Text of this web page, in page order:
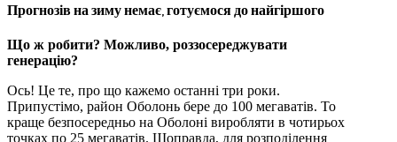
Прогнозів на зиму немає, готуємося до найгіршого
Що ж робити? Можливо, роззосереджувати
генерацію?
Ось! Це те, про що кажемо останні три роки.
Припустімо, район Оболонь бере до 100 мегаватів. То
краще безпосередньо на Оболоні виробляти в чотирьох
точках по 25 мегаватів. Щоправда, для розподілення